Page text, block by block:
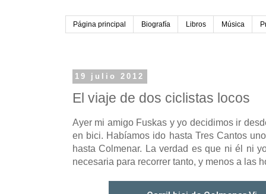
Página principal Biografía Libros Música
19 julio 2012
El viaje de dos ciclistas locos
Ayer mi amigo Fuskas y yo decidimos ir
en bici. Habíamos ido hasta Tres Cantos
hasta Colmenar. La verdad es que ni él ni
necesaria para recorrer tanto, y menos a las